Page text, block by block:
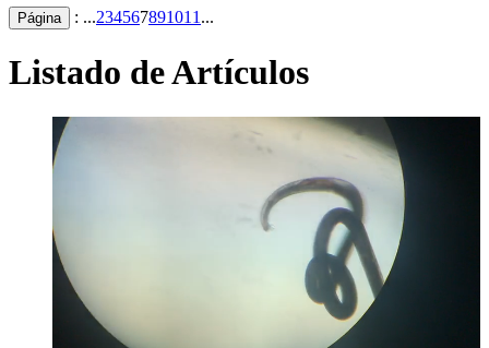
Página : ...234567891011 ...
Listado de Artículos